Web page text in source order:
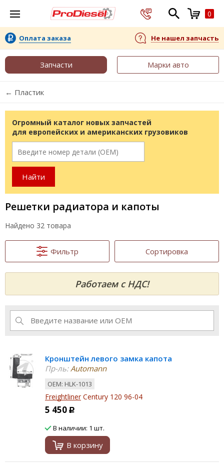
0
Оплата заказа Не нашел запчасть
Запчасти Марки авто
← Пластик
Огромный каталог новых запчастей
для европейских и американских грузовиков
Решетки радиатора и капоты
Найдено 32 товара
Фильтр Сортировка
Работаем с НДС!
Кронштейн левого замка капота
Пр-ль:Automann
ОЕМ: HLK-1013
FreightlinerCentury 120 96-04
5 450 Р
В наличии: 1 шт.
В корзину